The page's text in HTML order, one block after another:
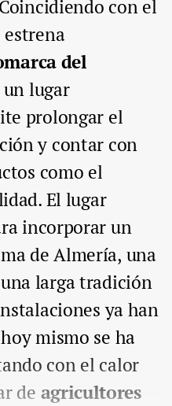
con el
del
lugar
prolongar el
y contar con
como el
El lugar
incorporar un
de Almería, una
larga tradición
ya han
mismo se ha
con el calor
de agricultores